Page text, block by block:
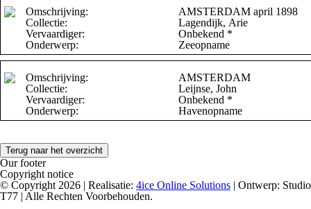
Omschrijving:
AMSTERDAM april 1898
Collectie:
Lagendijk, Arie
Vervaardiger:
Onbekend *
Onderwerp:
Zeeopname
Omschrijving:
AMSTERDAM
Collectie:
Leijnse, John
Vervaardiger:
Onbekend *
Onderwerp:
Havenopname
Terug naar het overzicht
Our footer
Copyright notice
© Copyright 2026 | Realisatie: 4ice Online Solutions | Ontwerp: Studio
T77 | Alle Rechten Voorbehouden.